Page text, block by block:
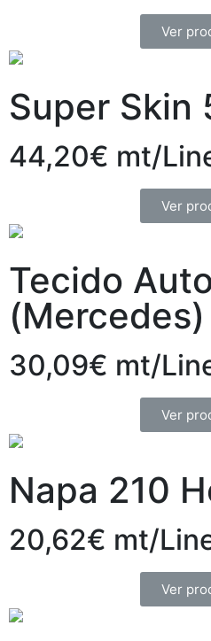
Ver
Super Skin
44,20€ mt/
Ver
Tecido
(Mercedes)
30,09€ mt/
Ver
Napa 210
20,62€ mt/
Ver